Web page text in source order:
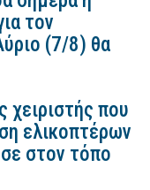
τον
(7/8) θα
χειριστής που
ελικοπτέρων
στον τόπο